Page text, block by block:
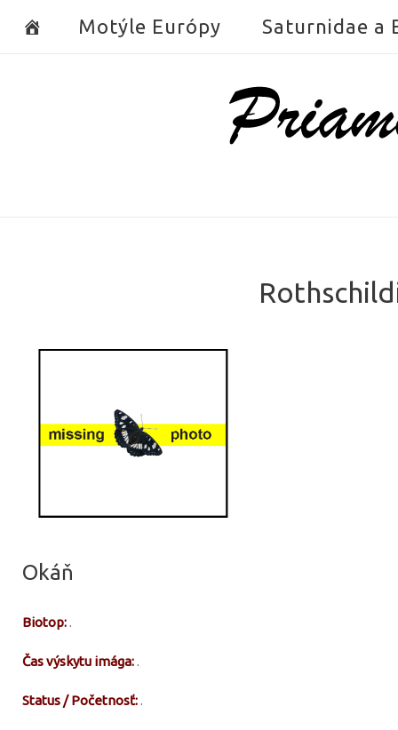
Motýle Európy Saturnidae a
Home
Okáň
Biotop:.
Čas výskytu imága:.
Status / Početnosť:.